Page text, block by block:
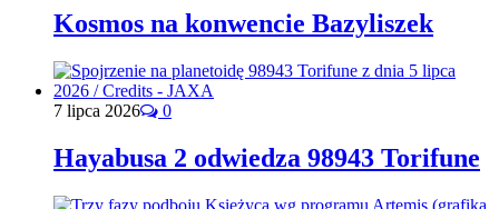
Kosmos na konwencie Bazyliszek
7 lipca 2026 0
Hayabusa 2 odwiedza 98943 Torifune